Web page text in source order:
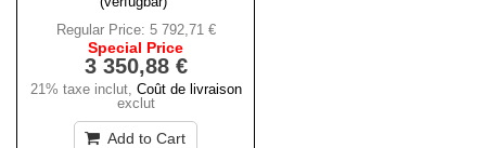
Regular Price: 5 792,71 €
Special Price
3 350,88 €
21% taxe inclut, Coût de livraison
exclut
Add to Cart